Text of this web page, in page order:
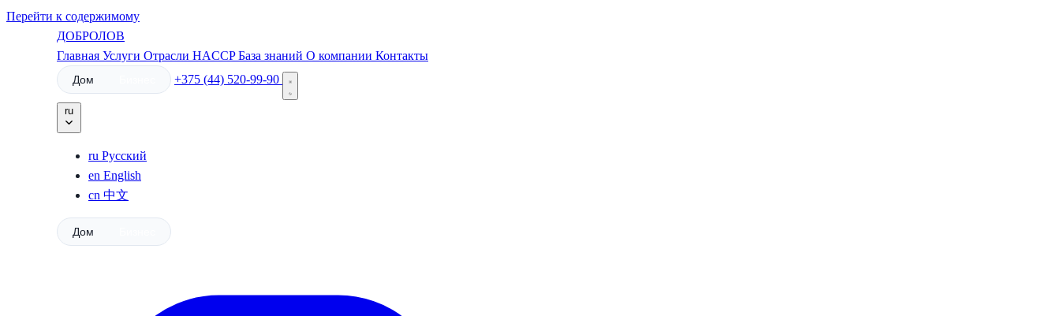
Перейти к содержимому
ДОБРОЛОВ
Главная Услуги Отрасли HACCPБаза знаний О компании Контакты
Дом +375 (44) 520-99-90
ru
ru Русский
en English
cn 中文
Дом